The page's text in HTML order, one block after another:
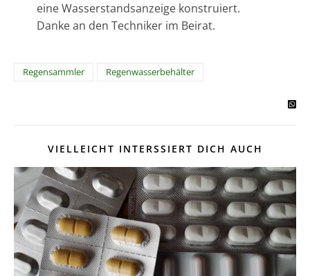
eine Wasserstandsanzeige konstruiert.
Danke an den Techniker im Beirat.
Regensammler Regenwasserbehälter
VIELLEICHT INTERSSIERT DICH AUCH